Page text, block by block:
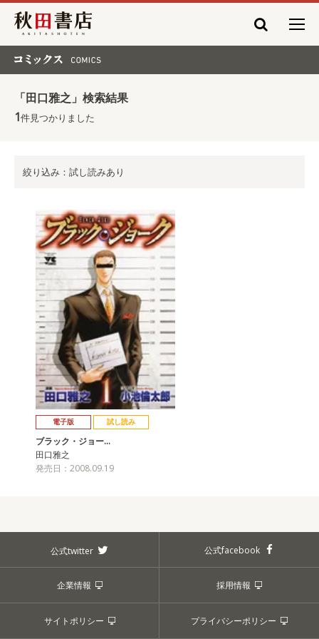
秋田書店
「田口雅之」検索結果
1件見つかりました
絞り込み：試し読みあり
電子版 試し読み
ブラック・ジョー…
田口雅之
発売日：2008.09.19
公式twitter 公式facebook
企業情報 採用情報
サイトポリシー プライバシーポリシー